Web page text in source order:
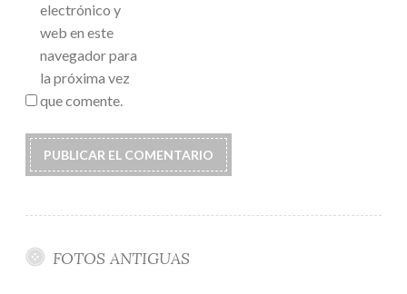
electrónico y
web en este
navegador para
la próxima vez
que comente.
FOTOS ANTIGUAS